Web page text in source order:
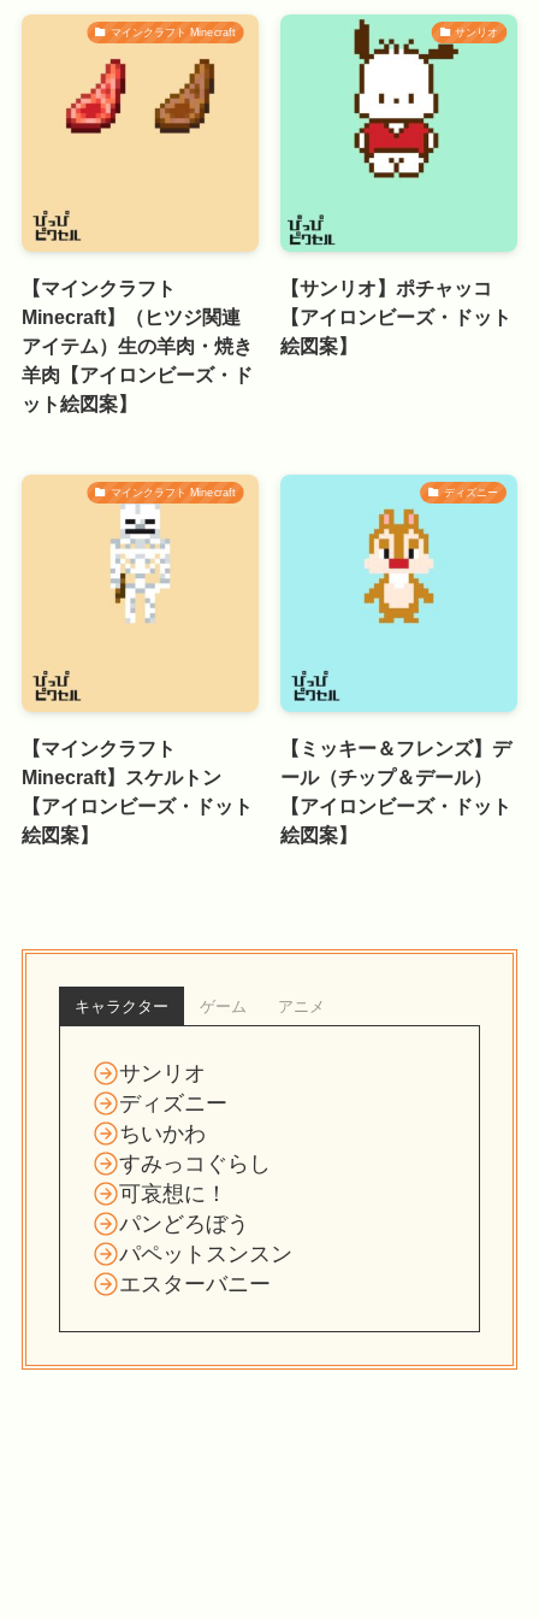
マインクラフト Minecraft
【マインクラフト
Minecraft】（ヒツジ関連
アイテム）生の羊肉・焼き
羊肉【アイロンビーズ・ド
ット絵図案】
サンリオ
【サンリオ】ポチャッコ
【アイロンビーズ・ドット
絵図案】
マインクラフト Minecraft
【マインクラフト
Minecraft】スケルトン
【アイロンビーズ・ドット
絵図案】
ディズニー
【ミッキー＆フレンズ】デ
ール（チップ＆デール）
【アイロンビーズ・ドット
絵図案】
キャラクター ゲーム アニメ
サンリオ
ディズニー
ちいかわ
すみっコぐらし
可哀想に！
パンどろぼう
パペットスンスン
エスターバニー